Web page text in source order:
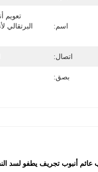
اسم:
اتصال:
بصق: